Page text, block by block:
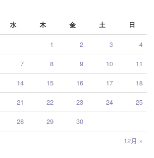
水 木 金 土 日
12月 »
1 2 3 4
7 8 9 10 11
14 15 16 17 18
21 22 23 24 25
28 29 30